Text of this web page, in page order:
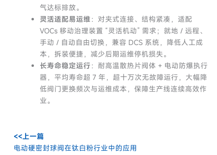
气达标排放。
灵活适配易运维 ：对夹式连接、结构紧凑，适配
VOCs 移动治理装置 “灵活机动” 需求；就地 / 远程、
手动 / 自动自由切换，兼容 DCS 系统，降低人工成
本，拆装便捷，减少后期运维停机损失。
长寿命稳定运行 ：耐高温散热片阀体 + 电动防爆执行
器，平均寿命超 7 年，超十万次无故障运行，大幅降
低阀门更换频次与运维成本，保障生产线连续高效作
业。
<<上一篇
电动硬密封球阀在钛白粉行业中的应用